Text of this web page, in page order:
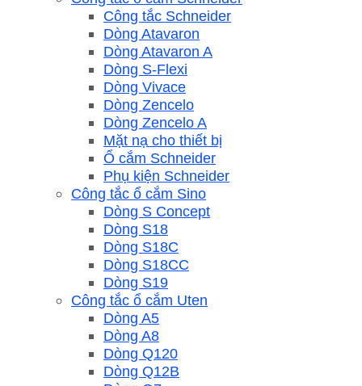
Công tắc Schneider
Dòng Atavaron
Dòng Atavaron A
Dòng S-Flexi
Dòng Vivace
Dòng Zencelo
Dòng Zencelo A
Mặt nạ cho thiết bị
Ổ cắm Schneider
Phụ kiện Schneider
Công tắc ổ cắm Sino
Dòng S Concept
Dòng S18
Dòng S18C
Dòng S18CC
Dòng S19
Công tắc ổ cắm Uten
Dòng A5
Dòng A8
Dòng Q120
Dòng Q12B